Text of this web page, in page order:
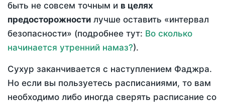
быть не совсем точным и в целях
предосторожности лучше оставить «интервал
безопасности» (подробнее тут: Во сколько
начинается утренний намаз?).
Сухур заканчивается с наступлением Фаджра.
Но если вы пользуетесь расписаниями, то вам
необходимо либо иногда сверять расписание со